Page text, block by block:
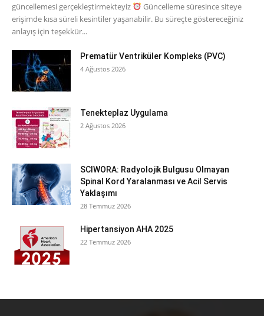
güncellemesi gerçekleştirmekteyiz
Güncelleme süresince siteye
erişimde kısa süreli kesintiler yaşanabilir. Bu süreçte göstereceğiniz
anlayış için teşekkür...
Prematür Ventriküler Kompleks (PVC)
4 Ağustos 2026
Tenekteplaz Uygulama
2 Ağustos 2026
SCIWORA: Radyolojik Bulgusu Olmayan
Spinal Kord Yaralanması ve Acil Servis
Yaklaşımı
28 Temmuz 2026
Hipertansiyon AHA 2025
22 Temmuz 2026